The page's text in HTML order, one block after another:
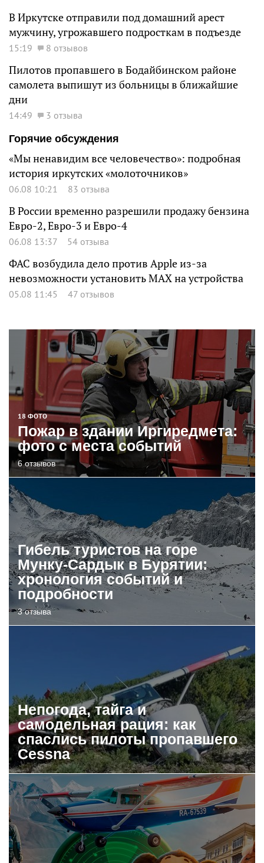
В Иркутске отправили под домашний арест
мужчину, угрожавшего подросткам в подъезде
15:19 8 отзывов
Пилотов пропавшего в Бодайбинском районе
самолета выпишут из больницы в ближайшие
дни
14:49
3 отзыва
Горячие обсуждения
«Мы ненавидим все человечество»: подробная
история иркутских «молоточников»
06.08 10:21 83 отзыва
В России временно разрешили продажу бензина
Евро-2, Евро-3 и Евро-4
06.08 13:37 54 отзыва
ФАС возбудила дело против Apple из-за
невозможности установить MAX на устройства
05.08 11:45 47 отзывов
18 ФОТО
Пожар в здании Иргиредмета:
фото с места событий
6 отзывов
Гибель туристов на горе
Мунку-Сардык в Бурятии:
хронология событий и
подробности
3 отзыва
Непогода, тайга и
самодельная рация: как
спаслись пилоты пропавшего
Cessna